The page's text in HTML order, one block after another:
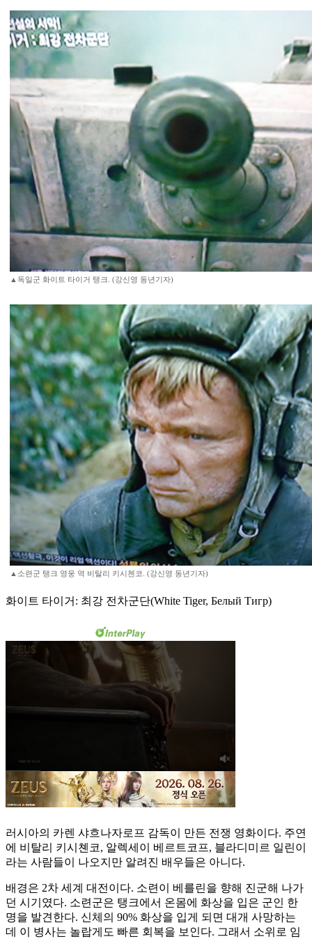
▲독일군 화이트 타이거 탱크. (강신영 동년기자)
▲소련군 탱크 영웅 역 비탈리 키시첸코. (강신영 동년기자)
화이트 타이거: 최강 전차군단(White Tiger, Белый Тигр)
러시아의 카렌 샤흐나자로프 감독이 만든 전쟁 영화이다. 주연
에 비탈리 키시쳰코, 알렉세이 베르트코프, 블라디미르 일린이
라는 사람들이 나오지만 알려진 배우들은 아니다.
배경은 2차 세계 대전이다. 소련이 베를린을 향해 진군해 나가
던 시기였다. 소련군은 탱크에서 온몸에 화상을 입은 군인 한
명을 발견한다. 신체의 90% 화상을 입게 되면 대개 사망하는
데 이 병사는 놀랍게도 빠른 회복을 보인다. 그래서 소위로 임